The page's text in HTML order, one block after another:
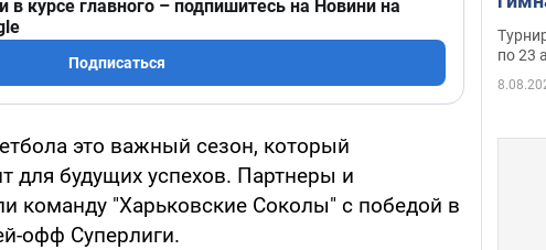
в курсе главного – подпишитесь на Новини на
Подписаться
это важный сезон, который
для будущих успехов. Партнеры и
команду "Харьковские Соколы" с победой в
офф Суперлиги.
на
по 23